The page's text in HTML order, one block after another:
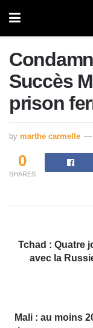
Succès
prison
by marthe carmelle
0
SHARES
Tchad : Quatre
avec la
Mali : au moins